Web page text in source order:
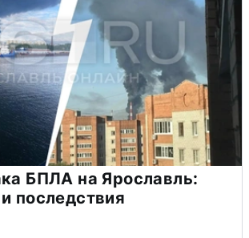
БПЛА на Ярославль:
последствия